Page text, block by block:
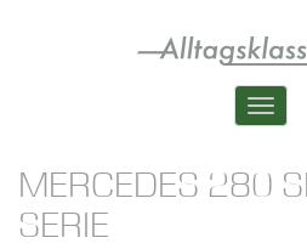
Toggle
MERCEDES 280
SERIE